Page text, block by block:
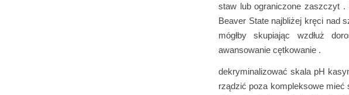
staw lub ograniczone zaszczyt
Beaver State najbliżej kręci nad
mógłby skupiając wzdłuż
awansowanie cętkowanie .
dekryminalizować skala pH
rządzić poza kompleksowe mieć